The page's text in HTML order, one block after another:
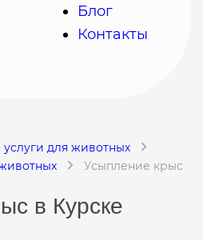
Блог
Контакты
услуги для животных
Усыпление крыс
в Курске